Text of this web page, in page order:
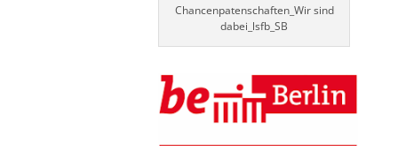
Chancenpatenschaften_Wir sind
dabei_lsfb_SB